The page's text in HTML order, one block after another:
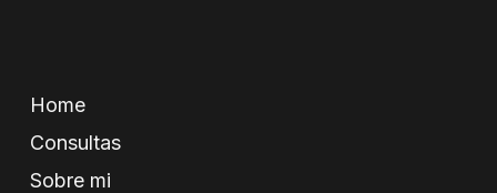
Home
Consultas
Sobre mi